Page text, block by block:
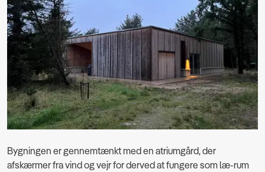
Bygningen er gennemtænkt med en atriumgård, der
afskærmer fra vind og vejr for derved at fungere som læ-rum